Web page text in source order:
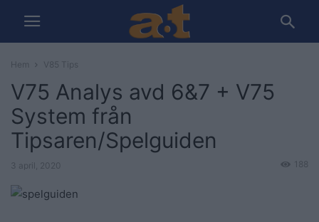
Hem V85 Tips
V75 Analys avd 6&7 + V75
System från
Tipsaren/Spelguiden
3 april, 2020 188